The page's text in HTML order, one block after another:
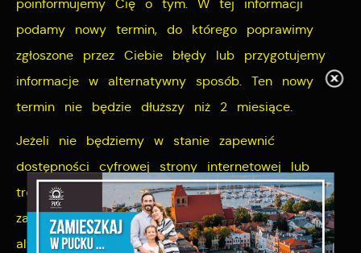
poinformujemy Cię o tym. W tej informacji
podamy nowy termin, do którego poprawimy
zgłoszone przez Ciebie błędy lub przygotujemy
informacje w alternatywny sposób. Ten nowy
termin nie będzie dłuższy niż 2 miesiące.
Jeżeli nie będziemy w stanie zapewnić
dostępności cyfrowej strony internetowej lub
treści, wskazanej w Twoim żądaniu,
zaproponujemy Ci dostęp do nich w
alternatywny sposób.